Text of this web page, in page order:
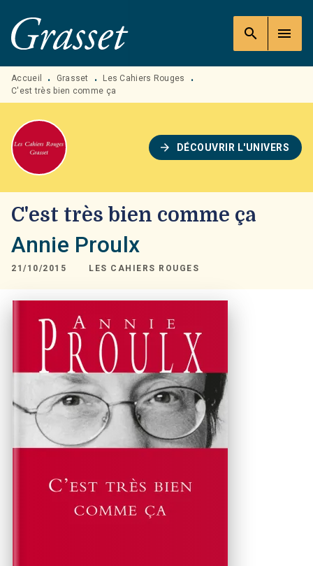
MENU RECHERCHE
PIED DE PAGE
search menu
Accueil • Grasset • Les Cahiers Rouges
•
C'est très bien comme ça
arrow_forward DÉCOUVRIR L'UNIVERS
C'est très bien comme ça
Annie Proulx
21/10/2015 LES CAHIERS ROUGES